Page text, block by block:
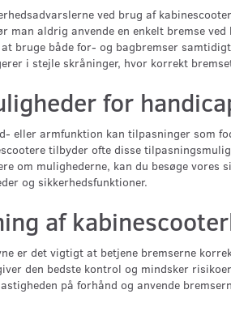
ved brug af
man aldrig anvende en enkelt bremse
bruge både for- og bagbremser
i stejle skråninger, hvor korrekt
for
eller armfunktion kan tilpasninger som
tilbyder ofte disse
om mulighederne, kan du besøge vores
og sikkerhedsfunktioner.
af
er det vigtigt at betjene bremserne
den bedste kontrol og mindsker
på forhånd og anvende